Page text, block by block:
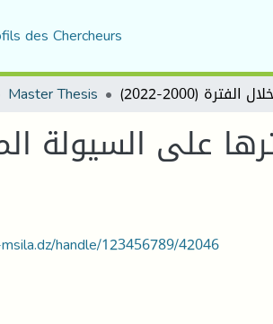
des Chercheurs
Master Thesis
على السيولة
handle/123456789/42046